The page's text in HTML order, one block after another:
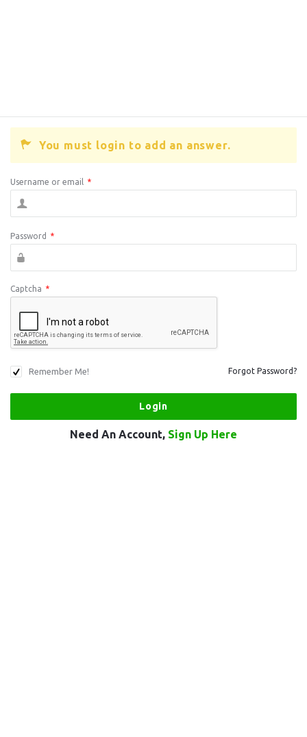
You must login to add an answer.
Username or email *
Password *
Captcha *
Remember Me! Forgot Password?
Need An Account, Sign Up Here